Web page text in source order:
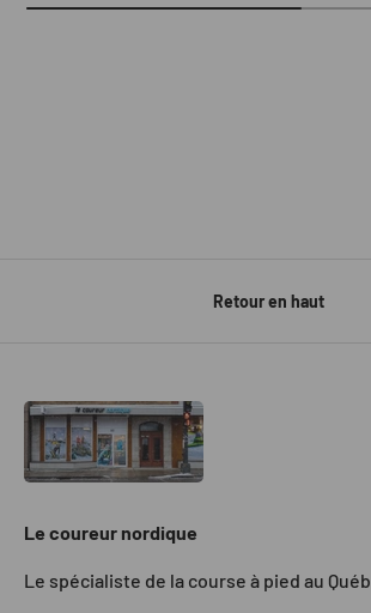
Retour en haut
Le coureur nordique
Le spécialiste de la course à pied au